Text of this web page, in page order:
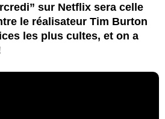
sur Netflix sera celle
le réalisateur Tim Burton
les plus cultes, et on a